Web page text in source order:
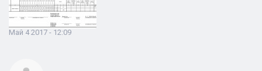
Май 4 2017 - 12:09